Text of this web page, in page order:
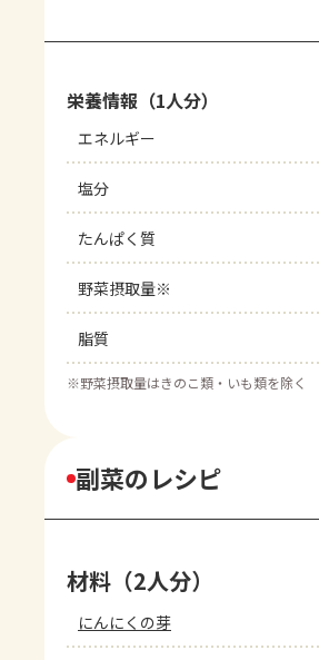
栄養情報（1人分）
エネルギー
塩分
たんぱく質
野菜摂取量※
脂質
※野菜摂取量はきのこ類・いも類を除く
副菜のレシピ
材料（2人分）
にんにくの芽